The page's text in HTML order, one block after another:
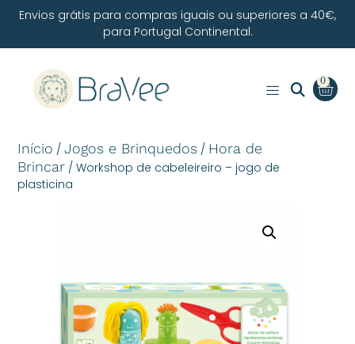
Envios grátis para compras iguais ou superiores a 40€,
para Portugal Continental.
0
Início /Jogos e Brinquedos / Hora de
Brincar / Workshop de cabeleireiro – jogo de
plasticina